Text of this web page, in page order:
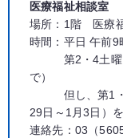
医療福祉相談室
場所：1階 医療
時間：平日 午前9
第2・4土曜日
で）
但し、第1・3
29日～1月3日）を
連絡先：03（